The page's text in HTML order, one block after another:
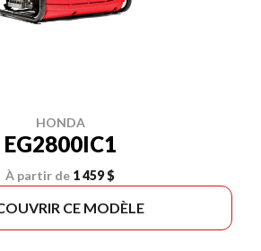
HONDA
EG2800IC1
À partir de 1 459 $
CE MODÈLE